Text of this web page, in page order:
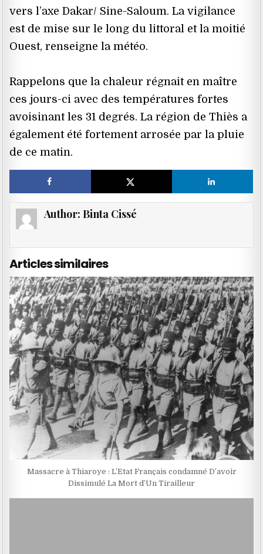
vers l’axe Dakar/ Sine-Saloum. La vigilance
est de mise sur le long du littoral et la moitié
Ouest, renseigne la météo.
Rappelons que la chaleur régnait en maître
ces jours-ci avec des températures fortes
avoisinant les 31 degrés. La région de Thiès a
également été fortement arrosée par la pluie
de ce matin.
Author: Binta Cissé
Articles similaires
Massacre à Thiaroye : L’Etat Français condamné D’avoir
Dissimulé La Mort d’Un Tirailleur